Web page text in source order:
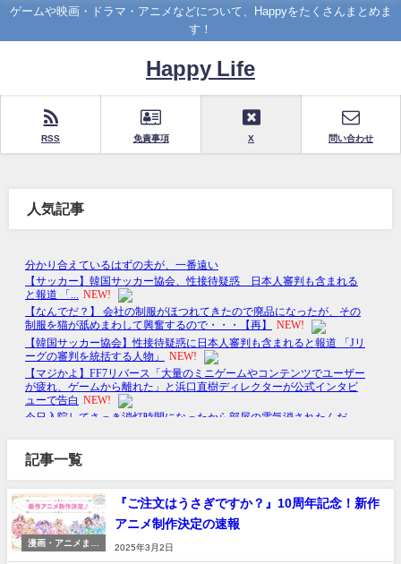
ゲームや映画・ドラマ・アニメなどについて、Happyをたくさんまとめま
す！
Happy Life
RSS 免責事項 X 問い合わせ
人気記事
記事一覧
漫画・アニメまと
『ご注文はうさぎですか？』10周年記念！新作
アニメ制作決定の速報
2025年3月2日